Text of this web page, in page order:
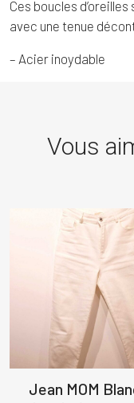
Ces boucles
avec une tenue
– Acier inoydable
Vous
Jean MOM